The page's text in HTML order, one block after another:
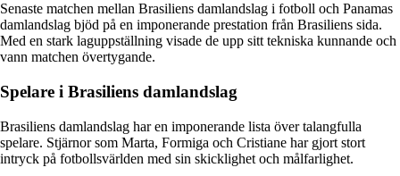
Senaste matchen mellan Brasiliens damlandslag i fotboll och Panamas
damlandslag bjöd på en imponerande prestation från Brasiliens sida.
Med en stark laguppställning visade de upp sitt tekniska kunnande och
vann matchen övertygande.
Spelare i Brasiliens damlandslag
Brasiliens damlandslag har en imponerande lista över talangfulla
spelare. Stjärnor som Marta, Formiga och Cristiane har gjort stort
intryck på fotbollsvärlden med sin skicklighet och målfarlighet.